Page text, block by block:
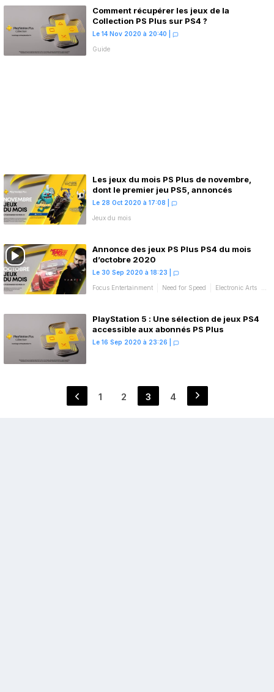
Comment récupérer les jeux de la
Collection PS Plus sur PS4 ?
Le 14 Nov 2020 à 20:40
Guide
Les jeux du mois PS Plus de novembre,
dont le premier jeu PS5, annoncés
Le 28 Oct 2020 à 17:08
Jeux du mois
Annonce des jeux PS Plus PS4 du mois
d’octobre 2020
Le 30 Sep 2020 à 18:23
Focus Entertainment Need for Speed
Electronic Arts
PlayStation 5 : Une sélection de jeux PS4
accessible aux abonnés PS Plus
Le 16 Sep 2020 à 23:26
Page
1 Page
2 Page
3 Page
4